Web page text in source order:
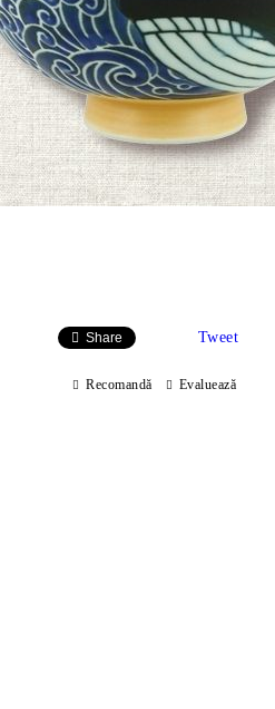
Share Tweet
Recomandă Evaluează